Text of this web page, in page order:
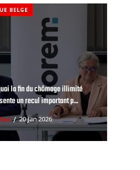
BELGE
la fin du chômage illimité
un recul important p...
20 Jan 2026